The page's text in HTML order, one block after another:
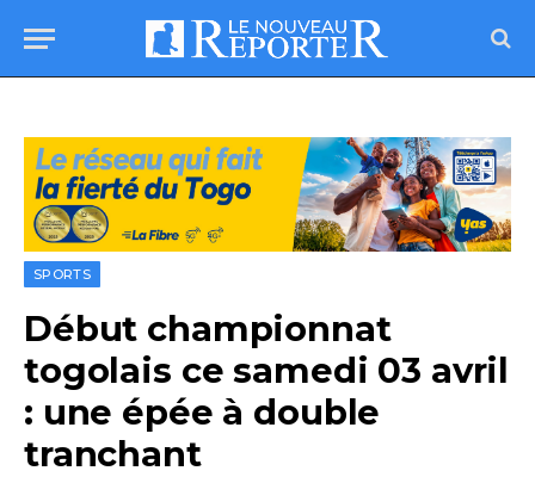
SPORTS
Début championnat
togolais ce samedi 03 avril
: une épée à double
tranchant